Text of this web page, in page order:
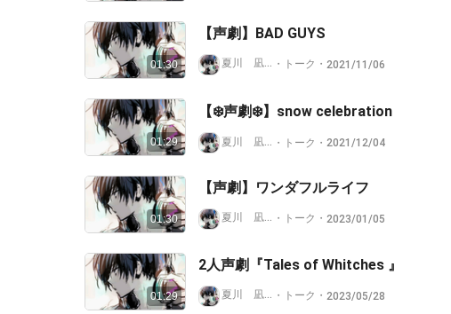
01:30
【声劇】BAD GUYS
夏川 凪【低浮上🙇/小説サイトもよろしく☘️】
・ トーク ・ 2021/11/06
01:29
【❄️声劇❄️】snow celebration
夏川 凪【低浮上🙇/小説サイトもよろしく☘️】
・ トーク ・ 2021/12/04
01:30
【声劇】ワンダフルライフ
夏川 凪【低浮上🙇/小説サイトもよろしく☘️】
・ トーク ・ 2023/01/05
01:29
2人声劇『Tales of Whitches 』
夏川 凪【低浮上🙇/小説サイトもよろしく☘️】
・ トーク ・ 2023/05/28